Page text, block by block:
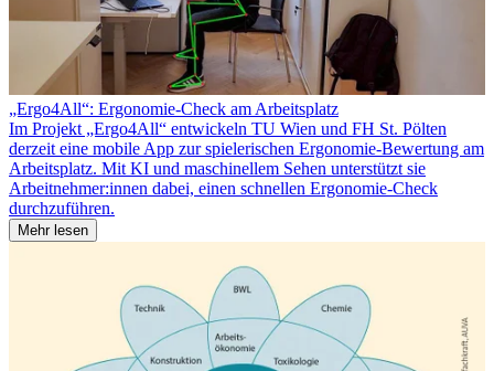
„Ergo4All“: Ergonomie-Check am Arbeitsplatz
Im Projekt „Ergo4All“ entwickeln TU Wien und FH St. Pölten
derzeit eine mobile App zur spielerischen Ergonomie-Bewertung am
Arbeitsplatz. Mit KI und maschinellem Sehen unterstützt sie
Arbeitnehmer:innen dabei, einen schnellen Ergonomie-Check
durchzuführen.
Mehr lesen